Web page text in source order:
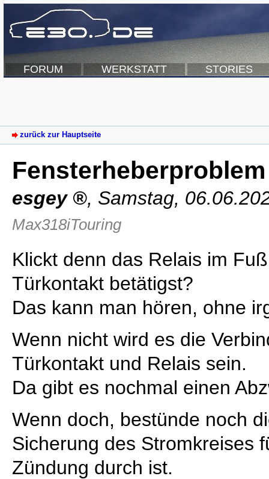
FORUM WERKSTATT STORIES
zurück zur Hauptseite
Fensterheberproblem
esgey , Samstag,
Max318iTouring
Klickt denn das Relais im
Türkontakt betätigst?
Das kann man hören, ohne
Wenn nicht wird es die
Türkontakt und Relais sein.
Da gibt es nochmal einen
Wenn doch, bestünde noch
Sicherung des Stromkreises
Zündung durch ist.